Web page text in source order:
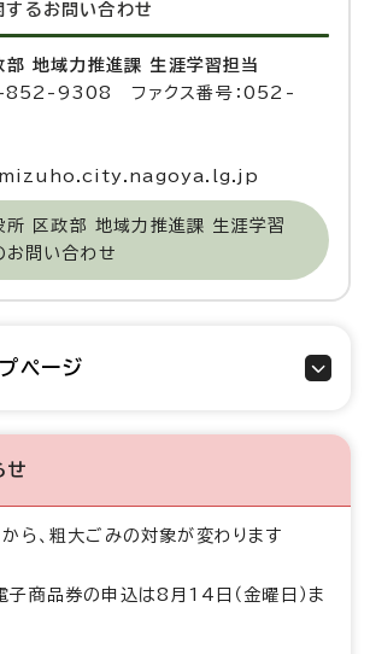
する お問い合わせ
部 地域力推進課 生涯学習担当
852-9308 ファクス番号：052-
所 区政部 地域力推進課 生涯学習
お問い合わせ
ページ
せ
ら、粗大ごみの対象が変わります
子商品券の申込は8月14日（金曜日）ま